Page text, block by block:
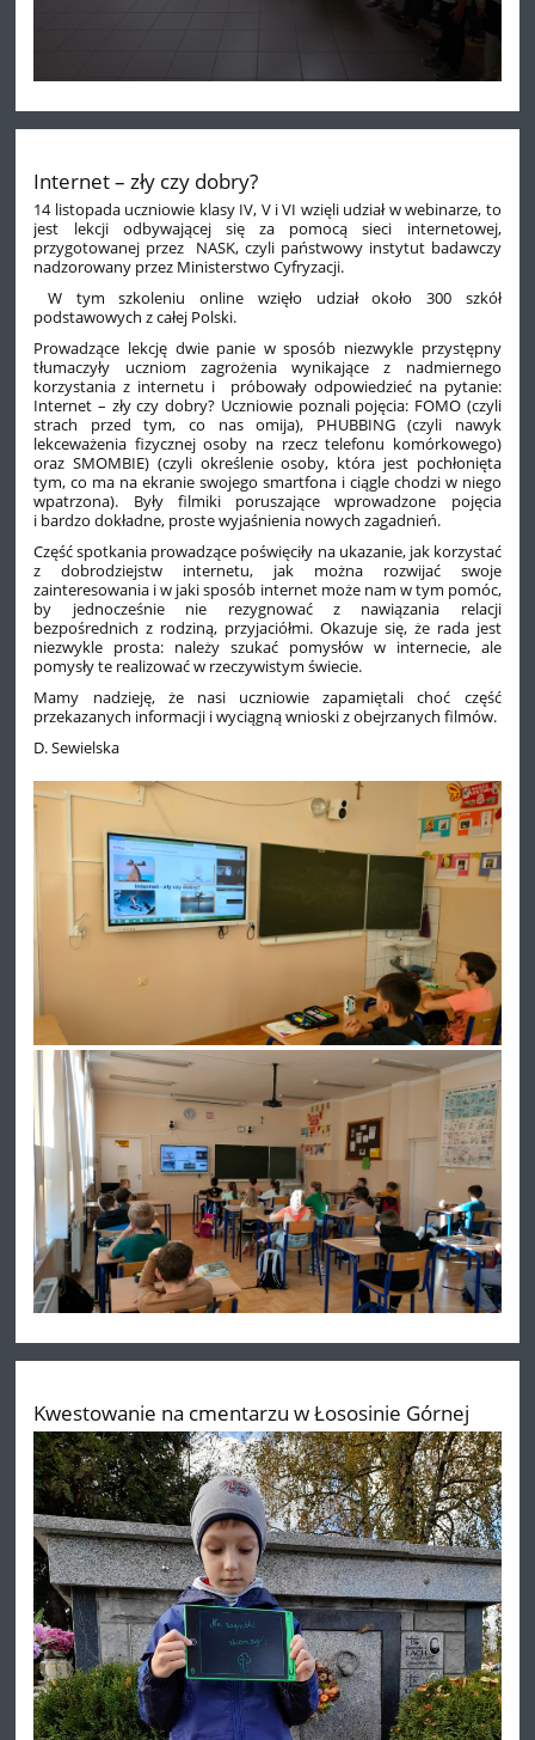
Internet – zły czy dobry?
14 listopada uczniowie klasy IV, V i VI wzięli udział w webinarze, to
jest lekcji odbywającej się za pomocą sieci internetowej,
przygotowanej przez
NASK, czyli państwowy instytut badawczy
nadzorowany przez Ministerstwo Cyfryzacji.
W tym szkoleniu online wzięło udział około 300 szkół
podstawowych z całej Polski.
Prowadzące lekcję dwie panie w sposób niezwykle przystępny
tłumaczyły uczniom zagrożenia wynikające z nadmiernego
korzystania z internetu i
próbowały odpowiedzieć na pytanie:
Internet – zły czy dobry? Uczniowie poznali pojęcia: FOMO (czyli
strach przed tym, co nas omija), PHUBBING (czyli nawyk
lekceważenia fizycznej osoby na rzecz telefonu komórkowego)
oraz SMOMBIE) (czyli określenie osoby, która jest pochłonięta
tym, co ma na ekranie swojego smartfona i ciągle chodzi w niego
wpatrzona). Były filmiki poruszające wprowadzone pojęcia
i bardzo dokładne, proste wyjaśnienia nowych zagadnień.
Część spotkania prowadzące poświęciły na ukazanie, jak korzystać
z dobrodziejstw internetu, jak można rozwijać swoje
zainteresowania i w jaki sposób internet może nam w tym pomóc,
by jednocześnie nie rezygnować z nawiązania relacji
bezpośrednich z rodziną, przyjaciółmi. Okazuje się, że rada jest
niezwykle prosta: należy szukać pomysłów w internecie, ale
pomysły te realizować w rzeczywistym świecie.
Mamy nadzieję, że nasi uczniowie zapamiętali choć część
przekazanych informacji i wyciągną wnioski z obejrzanych filmów.
D. Sewielska
Kwestowanie na cmentarzu w Łososinie Górnej